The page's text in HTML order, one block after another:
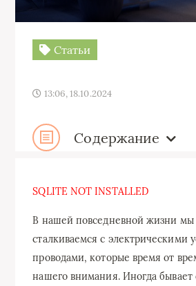
Статьи
13:06, 18.10.2024
Содержание
SQLITE NOT INSTALLED
В нашей повседневной жизни мы
сталкиваемся с электрическими
проводами, которые время от
нашего внимания. Иногда бывает